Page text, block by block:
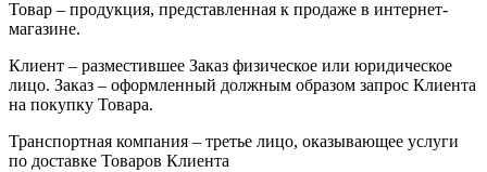
Товар – продукция, представленная к продаже в интернет-
магазине.
Клиент – разместившее Заказ физическое или юридическое
лицо. Заказ – оформленный должным образом запрос Клиента
на покупку Товара.
Транспортная компания – третье лицо, оказывающее услуги
по доставке Товаров Клиента